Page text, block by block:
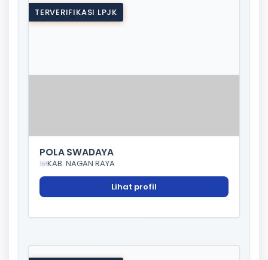
TERVERIFIKASI LPJK
POLA SWADAYA
KAB. NAGAN RAYA
Lihat profil